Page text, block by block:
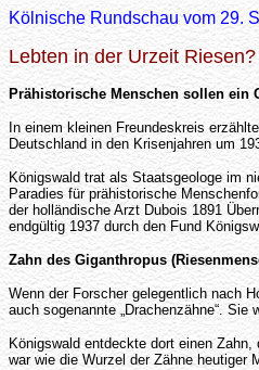
Kölnische Rundschau vom 29.
Lebten in der Urzeit Riesen?
Prähistorische Menschen sollen ein
In einem kleinen Freundeskreis
Deutschland in den Krisenjahren um
Königswald trat als Staatsgeologe im
Paradies für prähistorische
der holländische Arzt Dubois 1891
endgültig 1937 durch den Fund
Zahn des Giganthropus
Wenn der Forscher gelegentlich nach
auch sogenannte „Drachenzähne“.
Königswald entdeckte dort einen
war wie die Wurzel der Zähne heutiger